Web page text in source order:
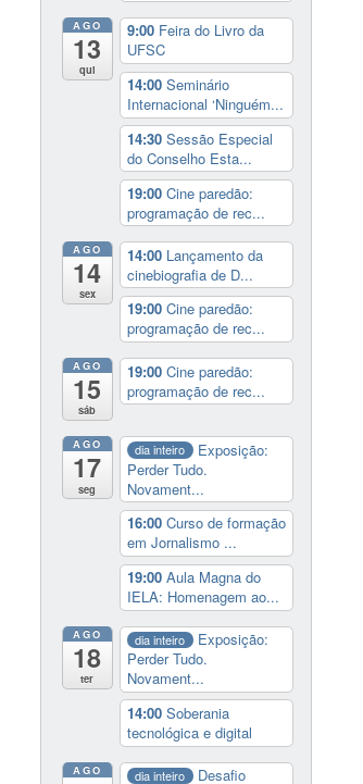
AGO
13
qui
9:00 Feira do Livro da
UFSC
14:00 Seminário
Internacional ‘Ninguém...
14:30 Sessão Especial
do Conselho Esta...
19:00 Cine paredão:
programação de rec...
AGO
14
sex
14:00 Lançamento da
cinebiografia de D...
19:00 Cine paredão:
programação de rec...
AGO
15
sáb
19:00 Cine paredão:
programação de rec...
AGO
17
seg
dia inteiro
Exposição:
Perder Tudo.
Novament...
16:00 Curso de formação
em Jornalismo ...
19:00 Aula Magna do
IELA: Homenagem ao...
AGO
18
ter
dia inteiro
Exposição:
Perder Tudo.
Novament...
14:00 Soberania
tecnológica e digital
AGO dia inteiro
Desafio